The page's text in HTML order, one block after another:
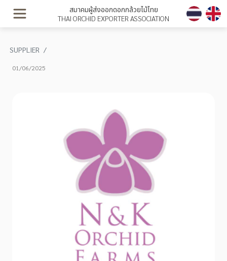
สมาคมผู้ส่งออกดอกกล้วยไม้ไทย
THAI ORCHID EXPORTER ASSOCIATION
SUPPLIER
01/06/2025